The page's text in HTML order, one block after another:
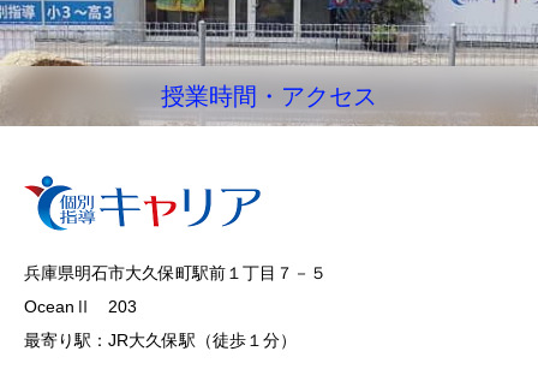
授業時間・アクセス
兵庫県明石市大久保町駅前１丁目７－５
OceanⅡ 203
最寄り駅：JR大久保駅（徒歩１分）